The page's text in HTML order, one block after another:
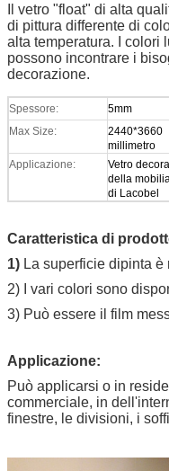
Il vetro "float" di alta
di pittura differente di
alta temperatura. I colori
possono incontrare i
decorazione.
Spessore: 5mm
Max Size:
2440*3660
millimetro
Applicazione:
Vetro
della
di Lacobel
Caratteristica di
1) La superficie dipinta
2) I vari colori sono
3) Può essere il film
Applicazione:
Può applicarsi o in
commerciale, in
finestre, le divisioni, i